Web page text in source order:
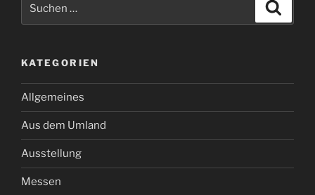
nach:
KATEGORIEN
Allgemeines
Aus dem Umland
Ausstellung
Messen